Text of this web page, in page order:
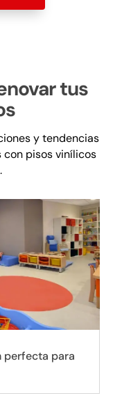
tus
y tendencias
pisos vinílicos
perfecta para